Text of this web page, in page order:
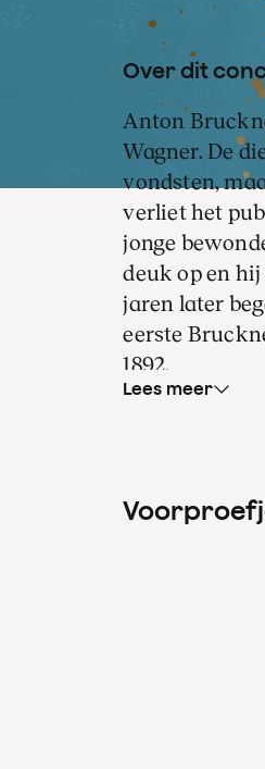
Over dit
Anton
Wagner. De
vondsten,
verliet het
jonge
deuk op en
jaren later
eerste
1892.
leiding van
Lees meer